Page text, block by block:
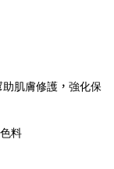
肌膚修護，強化保
料